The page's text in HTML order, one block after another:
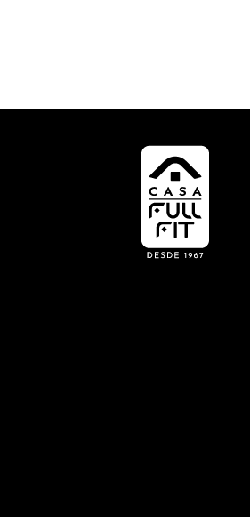
Rosa e Dourado
Transparente
Dórica
Allure
Pequenos Voadores
Iluminato
Illuminare